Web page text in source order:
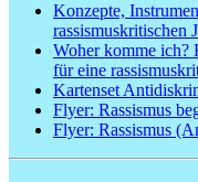
Konzepte,
rassismuskritischen
Woher komme ich?
für eine
Kartenset
Flyer: Rassismus
Flyer: Rassismus